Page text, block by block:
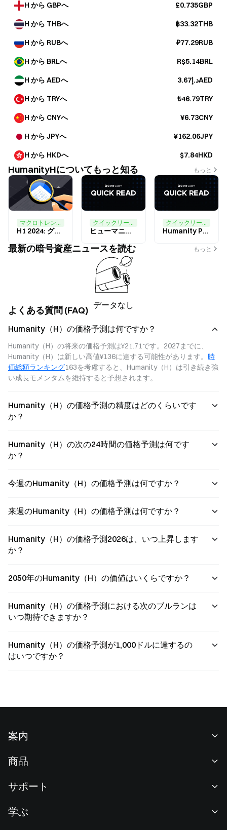
H から GBPへ £0.735GBP
H から THBへ ฿33.32THB
H から RUBへ ₽77.29RUB
H から BRLへ R$5.14BRL
H から AEDへ د.إ3.67AED
H から TRYへ ₺46.79TRY
H から CNYへ ¥6.73CNY
H から JPYへ ¥162.06JPY
H から HKDへ $7.84HKD
HumanityHについてもっと知る もっと
マクロトレンド
H1 2024: グローバルWeb3の求人投稿の分析
クイックリード
ヒューマニティプロトコル（H）とは何ですか？
クイックリード
Humanity Protocol (H)：zkEVM上でプライバシーを重視したProof of Humanity
最新の暗号資産ニュースを読む もっと
データなし
よくある質問 (FAQ)
Humanity（H）の価格予測は何ですか？
Humanity（H）の将来の価格予測は¥21.71です。2027までに、
Humanity（H）は新しい高値¥136に達する可能性があります。 時
価総額ランキング163を考慮すると、Humanity（H）は引き続き強
い成長モメンタムを維持すると予想されます。
Humanity（H）の価格予測の精度はどのくらいです
か？
Humanity（H）の次の24時間の価格予測は何です
か？
今週のHumanity（H）の価格予測は何ですか？
来週のHumanity（H）の価格予測は何ですか？
Humanity（H）の価格予測2026は、いつ上昇します
か？
2050年のHumanity（H）の価値はいくらですか？
Humanity（H）の価格予測における次のブルランは
いつ期待できますか？
Humanity（H）の価格予測が1,000ドルに達するの
はいつですか？
案内
ニュースルーム
F1 Oracle Red Bull Racing 公式スポンサー
商品
現物取引
サポート
学ぶ